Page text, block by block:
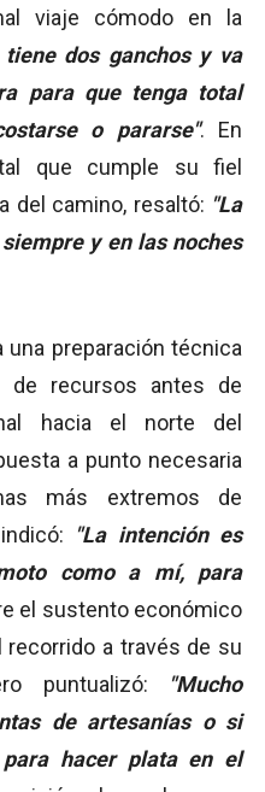
viaje cómodo en la
tiene dos ganchos y va
para que tenga total
o pararse". En
que cumple su fiel
del camino, resaltó: "La
y en las noches
preparación técnica
de recursos antes de
hacia el norte del
a punto necesaria
más extremos de
"La intención es
como a mí, para
el sustento económico
a través de su
puntualizó:
"Mucho
de artesanías o si
hacer plata en el